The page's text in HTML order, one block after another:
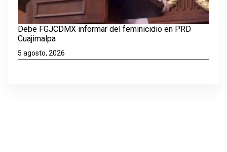
Debe FGJCDMX informar del feminicidio en PRD
Cuajimalpa
5 agosto, 2026